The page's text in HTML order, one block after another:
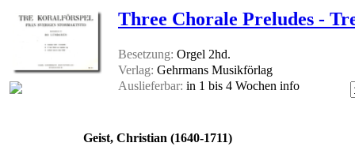
Three Chorale Preludes -
Besetzung: Orgel 2hd.
Verlag: Gehrmans Musikförlag
Auslieferbar: in 1 bis 4 Wochen info
Geist, Christian (1640-1711)